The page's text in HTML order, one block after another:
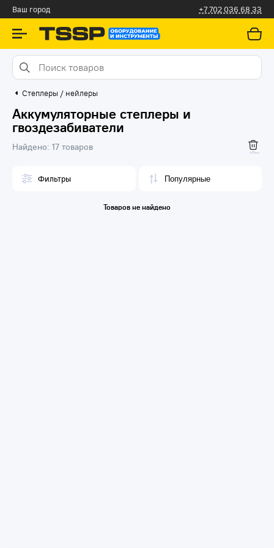
Алматы +7 702 036 68 33
Степлеры / нейлеры
Аккумуляторные степлеры и
гвоздезабиватели
Найдено: 17 товаров
Фильтры
Товаров не найдено